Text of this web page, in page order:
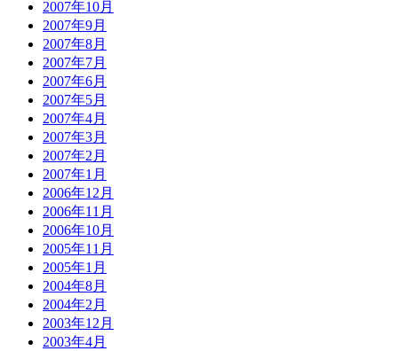
2007年10月
2007年9月
2007年8月
2007年7月
2007年6月
2007年5月
2007年4月
2007年3月
2007年2月
2007年1月
2006年12月
2006年11月
2006年10月
2005年11月
2005年1月
2004年8月
2004年2月
2003年12月
2003年4月